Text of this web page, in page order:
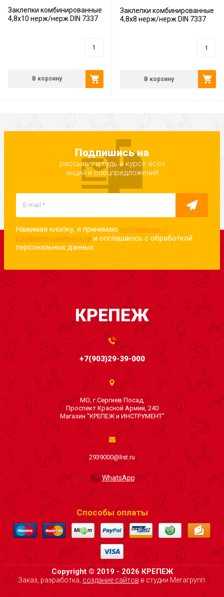
Заклепки комбинированные
4,8х10 нерж/нерж DIN 7337
В корзину
Заклепки комбинированные
4,8х8 нерж/нерж DIN 7337
В корзину
Подпишись на
рассылку и будь в курсе всех
акций и спецпредложений
Нажимая кнопку, я принимаю соглашение о
конфиденциальности и соглашаюсь с обработкой
персональных данных.
КРЕПЕЖ
+7(903)29-39-000
МО, г.Сергиев Посад,
Проспект Красной Армии, 240
Магазин "КРЕПЕЖ и ИНСТРУМЕНТ"
2939000@list.ru
WhatsApp
Способы оплаты
Copyright © 2019 - 2026 КРЕПЕЖ
Заказ, разработка,создание сайтов в студии Мегагрупп.